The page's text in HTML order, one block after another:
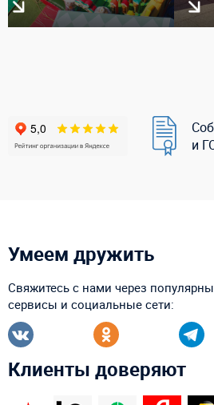
и
Умеем дружить
Свяжитесь с нами через
сервисы и социальные сети:
Клиенты доверяют